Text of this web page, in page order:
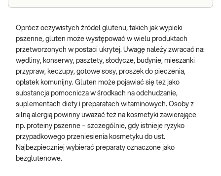
Oprócz oczywistych źródeł glutenu, takich jak wypieki
pszenne, gluten może występować w wielu produktach
przetworzonych w postaci ukrytej. Uwagę należy zwracać na:
wędliny, konserwy, pasztety, słodycze, budynie, mieszanki
przypraw, keczupy, gotowe sosy, proszek do pieczenia,
opłatek komunijny. Gluten może pojawiać się też jako
substancja pomocnicza w środkach na odchudzanie,
suplementach diety i preparatach witaminowych. Osoby z
silną alergią powinny uważać też na kosmetyki zawierające
np. proteiny pszenne – szczególnie, gdy istnieje ryzyko
przypadkowego przeniesienia kosmetyku do ust.
Najbezpieczniej wybierać preparaty oznaczone jako
bezglutenowe.